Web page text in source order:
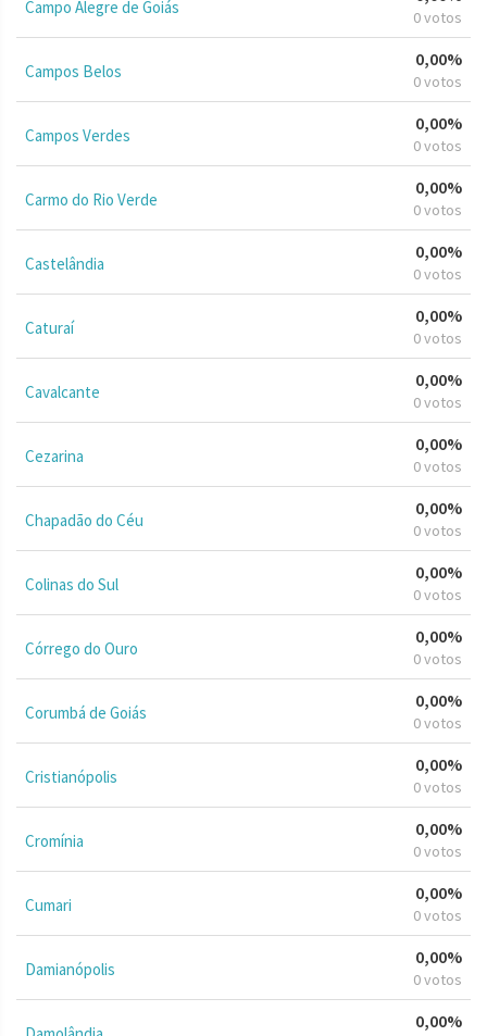
Campo Alegre de Goiás 0 votos
Campos Belos
0,00%
0 votos
Campos Verdes
0,00%
0 votos
Carmo do Rio Verde
0,00%
0 votos
Castelândia
0,00%
0 votos
Caturaí
0,00%
0 votos
Cavalcante
0,00%
0 votos
Cezarina
0,00%
0 votos
Chapadão do Céu
0,00%
0 votos
Colinas do Sul
0,00%
0 votos
Córrego do Ouro
0,00%
0 votos
Corumbá de Goiás
0,00%
0 votos
Cristianópolis
0,00%
0 votos
Cromínia
0,00%
0 votos
Cumari
0,00%
0 votos
Damianópolis
0,00%
0 votos
0,00%